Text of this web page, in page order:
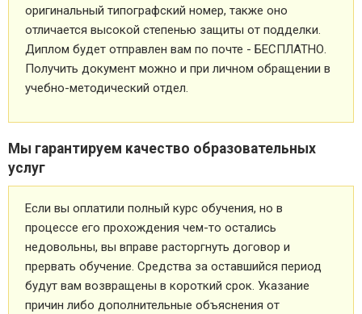
оригинальный типографский номер, также оно
отличается высокой степенью защиты от подделки.
Диплом будет отправлен вам по почте - БЕСПЛАТНО.
Получить документ можно и при личном обращении в
учебно-методический отдел.
Мы гарантируем качество образовательных
услуг
Если вы оплатили полный курс обучения, но в
процессе его прохождения чем-то остались
недовольны, вы вправе расторгнуть договор и
прервать обучение. Средства за оставшийся период
будут вам возвращены в короткий срок. Указание
причин либо дополнительные объяснения от